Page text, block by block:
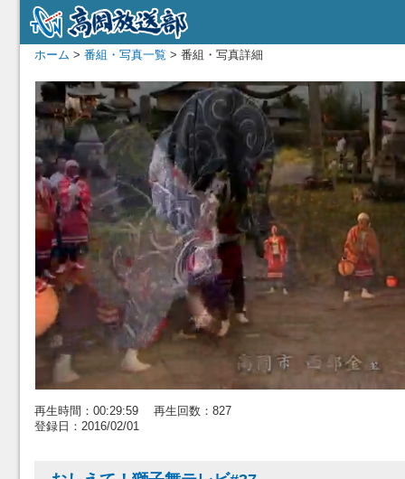
ホーム > 番組・写真一覧 > 番組・写真詳細
再生時間：00:29:59 再生回数：827
登録日：2016/02/01